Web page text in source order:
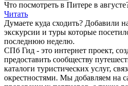
Что посмотреть в Питере в
Читать
Думаете куда сходить? Добавили
экскурсии и туры которые
последнюю неделю.
СПб Гид - это интернет проект,
предоставить сообществу
каталоги туристических услуг,
окрестностями. Мы добавляем на